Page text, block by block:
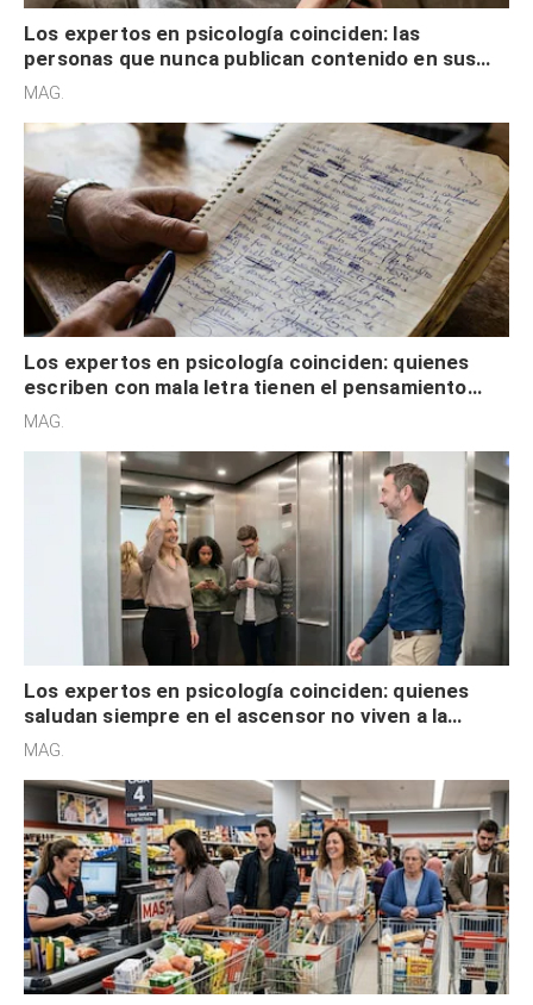
Los expertos en psicología coinciden: las
personas que nunca publican contenido en sus
redes sociales no pretenden buscar validación
MAG.
Los expertos en psicología coinciden: quienes
escriben con mala letra tienen el pensamiento
acelerado y no lo hacen por desinterés
MAG.
Los expertos en psicología coinciden: quienes
saludan siempre en el ascensor no viven a la
defensiva y tienen apertura social
MAG.